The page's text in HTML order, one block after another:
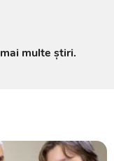
multe știri.